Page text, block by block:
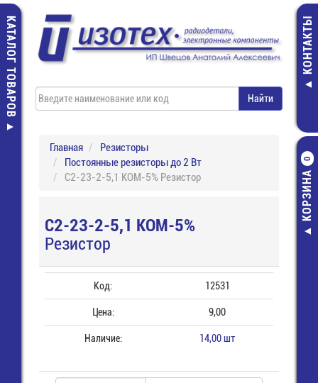
КАТАЛОГ ТОВАРОВ КОНТАКТЫ
КОРЗИНА
0
Главная
Резисторы
Постоянные резисторы до 2 Вт
С2-23-2-5,1 КОМ-5% Резистор
С2-23-2-5,1 КОМ-5%
Резистор
Код: 12531
Цена: 9,00
Наличие: 14,00 шт